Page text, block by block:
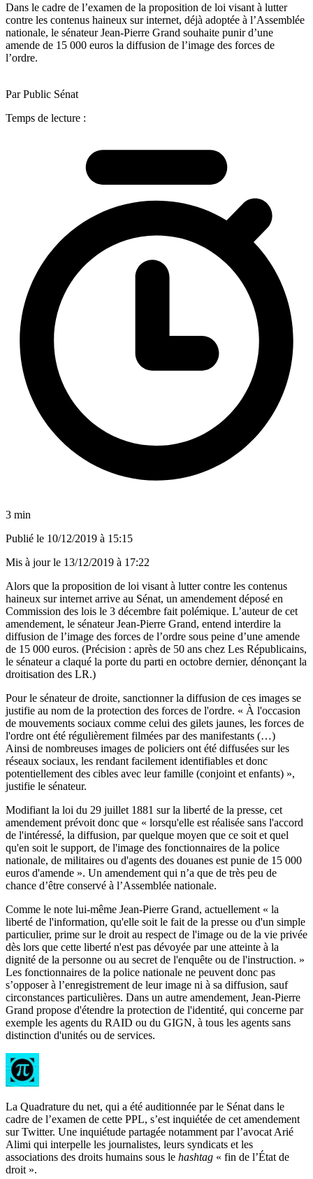
Dans le cadre de l’examen de la proposition de loi visant à lutter
contre les contenus haineux sur internet, déjà adoptée à l’Assemblée
nationale, le sénateur Jean-Pierre Grand souhaite punir d’une
amende de 15 000 euros la diffusion de l’image des forces de
l’ordre.
Par Public Sénat
Temps de lecture :
3 min
Publié le 10/12/2019 à 15:15
Mis à jour le 13/12/2019 à 17:22
Alors que la proposition de loi visant à lutter contre les contenus
haineux sur internet arrive au Sénat, un amendement déposé en
Commission des lois le 3 décembre fait polémique. L’auteur de cet
amendement, le sénateur Jean-Pierre Grand, entend interdire la
diffusion de l’image des forces de l’ordre sous peine d’une amende
de 15 000 euros. (Précision : après de 50 ans chez Les Républicains,
le sénateur a claqué la porte du parti en octobre dernier, dénonçant la
droitisation des LR.)
Pour le sénateur de droite, sanctionner la diffusion de ces images se
justifie au nom de la protection des forces de l'ordre. « À l'occasion
de mouvements sociaux comme celui des gilets jaunes, les forces de
l'ordre ont été régulièrement filmées par des manifestants (…)
Ainsi de nombreuses images de policiers ont été diffusées sur les
réseaux sociaux, les rendant facilement identifiables et donc
potentiellement des cibles avec leur famille (conjoint et enfants) »,
justifie le sénateur.
Modifiant la loi du 29 juillet 1881 sur la liberté de la presse, cet
amendement prévoit donc que « lorsqu'elle est réalisée sans l'accord
de l'intéressé, la diffusion, par quelque moyen que ce soit et quel
qu'en soit le support, de l'image des fonctionnaires de la police
nationale, de militaires ou d'agents des douanes est punie de 15 000
euros d'amende ». Un amendement qui n’a que de très peu de
chance d’être conservé à l’Assemblée nationale.
Comme le note lui-même Jean-Pierre Grand, actuellement « la
liberté de l'information, qu'elle soit le fait de la presse ou d'un simple
particulier, prime sur le droit au respect de l'image ou de la vie privée
dès lors que cette liberté n'est pas dévoyée par une atteinte à la
dignité de la personne ou au secret de l'enquête ou de l'instruction. »
Les fonctionnaires de la police nationale ne peuvent donc pas
s’opposer à l’enregistrement de leur image ni à sa diffusion, sauf
circonstances particulières. Dans un autre amendement, Jean-Pierre
Grand propose d'étendre la protection de l'identité, qui concerne par
exemple les agents du RAID ou du GIGN, à tous les agents sans
distinction d'unités ou de services.
La Quadrature du net, qui a été auditionnée par le Sénat dans le
cadre de l’examen de cette PPL, s’est inquiétée de cet amendement
sur Twitter. Une inquiétude partagée notamment par l’avocat Arié
Alimi qui interpelle les journalistes, leurs syndicats et les
associations des droits humains sous le hashtag « fin de l’État de
droit ».